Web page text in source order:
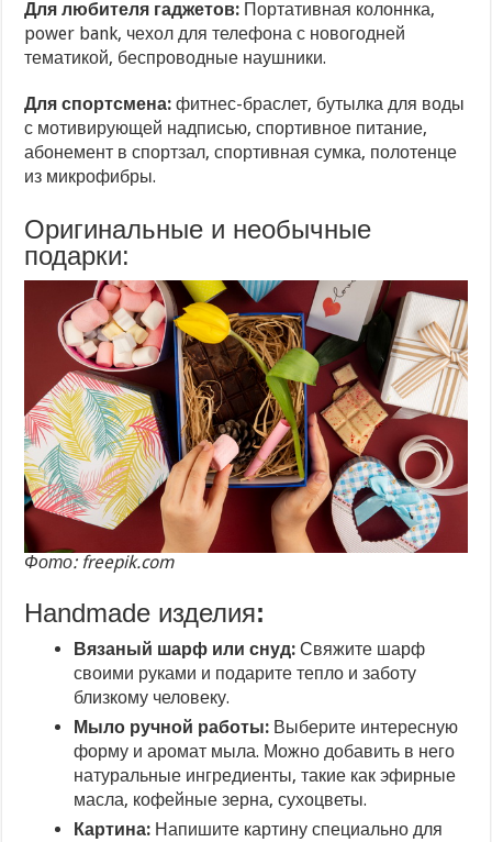
Для любителя гаджетов: Портативная колоннка,
power bank, чехол для телефона с новогодней
тематикой, беспроводные наушники.
Для спортсмена: фитнес-браслет, бутылка для воды
с мотивирующей надписью, спортивное питание,
абонемент в спортзал, спортивная сумка, полотенце
из микрофибры.
Оригинальные и необычные
подарки:
Фото: freepik.com
Handmade изделия:
Вязаный шарф или снуд: Свяжите шарф
своими руками и подарите тепло и заботу
близкому человеку.
Мыло ручной работы: Выберите интересную
форму и аромат мыла. Можно добавить в него
натуральные ингредиенты, такие как эфирные
масла, кофейные зерна, сухоцветы.
Картина: Напишите картину специально для